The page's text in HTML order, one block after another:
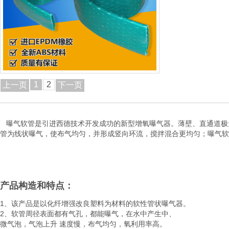
上一页 1 2 下一页
曝气软管是引进西德技术开发成功的新型增氧曝气器。薄壁、直通道
管为线状曝气，使布气均匀，并形成竖向环流，搅拌混合更均匀；曝气
产品构造和特点：
1、该产品是以化纤增强改良塑料为材料的软性管状曝气器。
2、软管周径表面都有气孔，都能曝气，在水中产生中、
微气泡，气泡上升 速度慢，布气均匀，氧利用率高。